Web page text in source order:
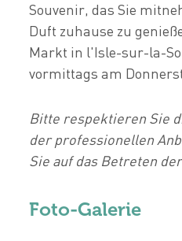
Souvenir, das Sie
Duft zuhause zu
Markt in l'Isle-sur-la-
vormittags am
Bitte respektieren Sie
der professionellen
Sie auf das Betreten
Foto-Galerie